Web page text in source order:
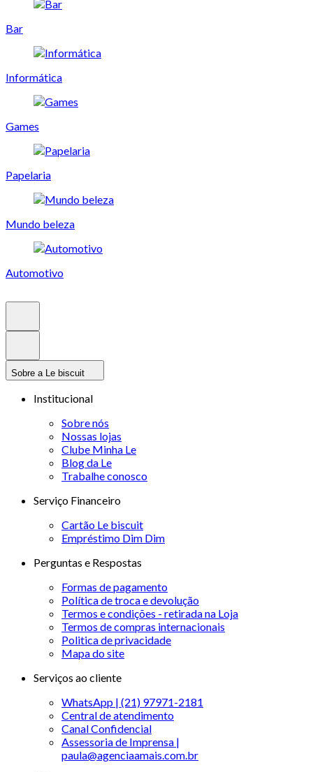
Bar
Informática
Games
Papelaria
Mundo beleza
Automotivo
Sobre a Le biscuit
Institucional
Sobre nós
Nossas lojas
Clube Minha Le
Blog da Le
Trabalhe conosco
Serviço Financeiro
Cartão Le biscuit
Empréstimo Dim Dim
Perguntas e Respostas
Formas de pagamento
Política de troca e devolução
Termos e condições - retirada na Loja
Termos de compras internacionais
Politica de privacidade
Mapa do site
Serviços ao cliente
WhatsApp | (21) 97971-2181
Central de atendimento
Canal Confidencial
Assessoria de Imprensa |
paula@agenciaamais.com.br